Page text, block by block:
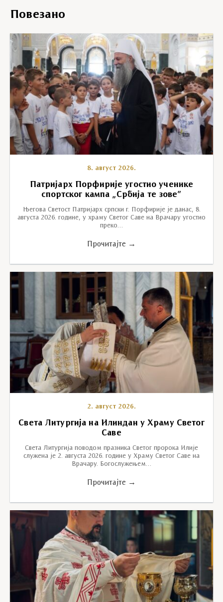
Повезано
8. август 2026.
Патријарх Порфирије угостио ученике
спортског кампа „Србија те зове”
Његова Светост Патријарх српски г. Порфирије је данас, 8.
августа 2026. године, у храму Светог Саве на Врачару угостио
преко…
Прочитајте →
2. август 2026.
Света Литургија на Илиндан у Храму Светог
Саве
Света Литургија поводом празника Светог пророка Илије
служена је 2. августа 2026. године у Храму Светог Саве на
Врачару. Богослужењем…
Прочитајте →